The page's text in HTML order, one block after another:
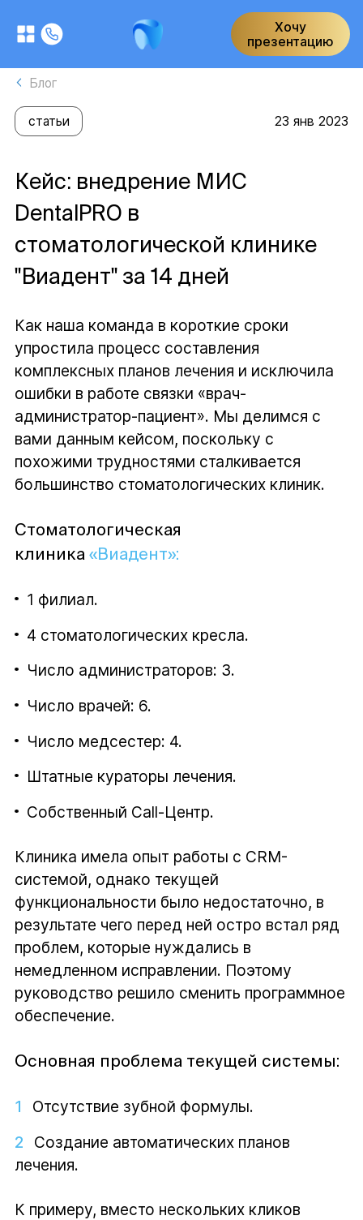
Хочу
презентацию
Блог
статьи 23 янв 2023
Кейс: внедрение МИC
DentalPRO в
стоматологической клинике
"Виадент" за 14 дней
Как наша команда в короткие сроки
упростила процесс составления
комплексных планов лечения и исключила
ошибки в работе связки «врач-
администратор-пациент». Мы делимся с
вами данным кейсом, поскольку с
похожими трудностями сталкивается
большинство стоматологических клиник.
Стоматологическая
клиника «Виадент»:
1 филиал.
4 стоматологических кресла.
Число администраторов: 3.
Число врачей: 6.
Число медсестер: 4.
Штатные кураторы лечения.
Собственный Call-Центр.
Клиника имела опыт работы с CRM-
системой, однако текущей
функциональности было недостаточно, в
результате чего перед ней остро встал ряд
проблем, которые нуждались в
немедленном исправлении. Поэтому
руководство решило сменить программное
обеспечение.
Основная проблема текущей системы:
Отсутствие зубной формулы.
Создание автоматических планов
лечения.
К примеру, вместо нескольких кликов